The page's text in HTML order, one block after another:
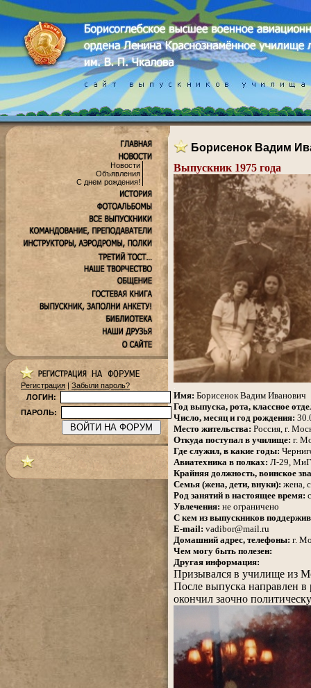
Новости
Объявления
С днем рождения!
Регистрация | Забыли пароль?
ЛОГИН:
ПАРОЛЬ:
Борисенок Вадим
Выпускник 1975 года
Имя: Борисенок Вадим Иванович
Год выпуска, рота, классное
Число, месяц и год рождения:
Место жительства: Россия, г.
Откуда поступал в училище: г.
Где служил, в какие годы:
Авиатехника в полках: Л-29,
Крайняя должность, воинское
Семья (жена, дети, внуки): жена,
Род занятий в настоящее время:
Увлечения: не ограничено
С кем из выпускников
E-mail: vadibor@mail.ru
Домашний адрес, телефоны: г.
Чем могу быть полезен:
Другая информация:
Призывался в училище из
После выпуска направлен
окончил заочно